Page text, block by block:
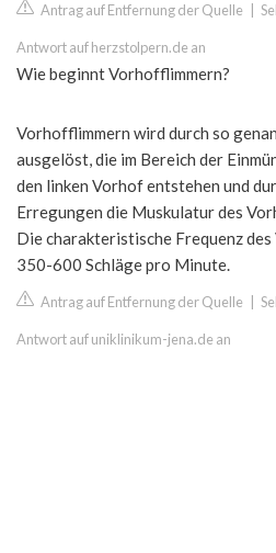
Antrag auf Entfernung der Quelle
Antwort auf herzstolpern.de an
Wie beginnt Vorhofflimmern?
Vorhofflimmern wird durch so
ausgelöst, die im Bereich der
den linken Vorhof entstehen und
Erregungen die Muskulatur des
Die charakteristische Frequenz
350-600 Schläge pro Minute.
Antrag auf Entfernung der Quelle
Antwort auf uniklinikum-jena.de an